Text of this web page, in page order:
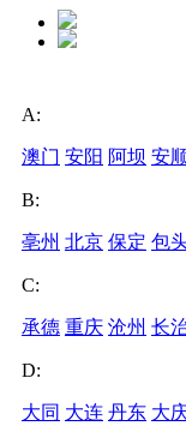
A:
澳门 安阳 阿坝 安
B:
亳州 北京 保定 包
C:
承德 重庆 沧州 长
D:
大同 大连 丹东 大